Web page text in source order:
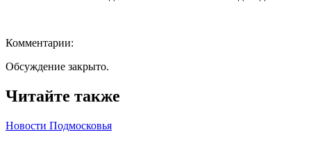
Комментарии:
Обсуждение закрыто.
Читайте также
Новости Подмосковья